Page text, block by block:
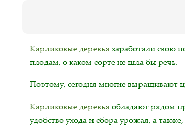
Карликовые деревья заработали свою
плодам, о каком сорте не шла бы речь.
Поэтому, сегодня многие выращивают
Карликовые деревья обладают рядом
удобство ухода и сбора урожая, а